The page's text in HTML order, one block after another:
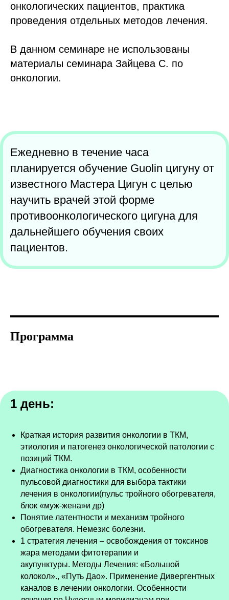
онкологических пациентов, практика
проведения отдельных методов лечения.
В данном семинаре не использованы
материалы семинара Зайцева С. по
онкологии.
Ежедневно в течение часа
планируется обучение Guolin цигуну от
известного Мастера Цигун с целью
научить врачей этой форме
противоонкологического цигуна для
дальнейшего обучения своих
пациентов.
Программа
1 день:
Краткая история развития онкологии в ТКМ,
этиология и патогенез онкологической патологии с
позиций ТКМ.
Диагностика онкологии в ТКМ, особенности
пульсовой диагностики для выбора тактики
лечения в онкологии(пульс тройного обогревателя,
блок «муж-жена»и др)
Понятие латентности и механизм тройного
обогревателя. Немезис болезни.
1 стратегия лечения – освобождения от токсинов
жара методами фитотерапии и
акупунктуры. Методы Лечения: «Большой
колокол»., «Путь Дао». Применение Дивергентных
каналов в лечении онкологии. Особенности